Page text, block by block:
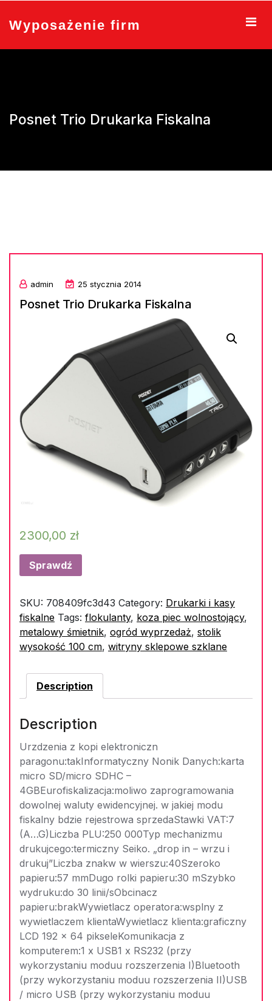
content
Wyposażenie firm
Posnet Trio Drukarka Fiskalna
admin 25 stycznia 2014
Posnet Trio Drukarka Fiskalna
2300,00 zł
Sprawdź
SKU: 708409fc3d43 Category: Drukarki i kasy
fiskalne Tags: flokulanty, koza piec wolnostojący,
metalowy śmietnik, ogród wyprzedaż, stolik
wysokość 100 cm, witryny sklepowe szklane
Description
Description
Urzdzenia z kopi elektroniczn
paragonu:takInformatyczny Nonik Danych:karta
micro SD/micro SDHC –
4GBEurofiskalizacja:moliwo zaprogramowania
dowolnej waluty ewidencyjnej. w jakiej modu
fiskalny bdzie rejestrowa sprzedaStawki VAT:7
(A…G)Liczba PLU:250 000Typ mechanizmu
drukujcego:termiczny Seiko. „drop in – wrzu i
drukuj”Liczba znakw w wierszu:40Szeroko
papieru:57 mmDugo rolki papieru:30 mSzybko
wydruku:do 30 linii/sObcinacz
papieru:brakWywietlacz operatora:wsplny z
wywietlaczem klientaWywietlacz klienta:graficzny
LCD 192 x 64 pikseleKomunikacja z
komputerem:1 x USB1 x RS232 (przy
wykorzystaniu moduu rozszerzenia I)Bluetooth
(przy wykorzystaniu moduu rozszerzenia II)USB
/ micro USB (przy wykorzystaniu moduu